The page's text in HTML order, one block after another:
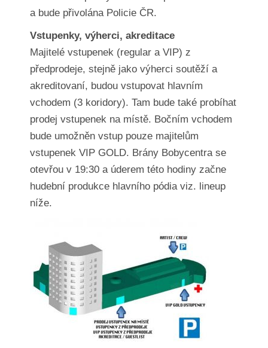
a bude přivolána Policie ČR.
Vstupenky, výherci, akreditace
Majitelé vstupenek (regular a VIP) z
předprodeje, stejně jako výherci soutěží a
akreditovaní, budou vstupovat hlavním
vchodem (3 koridory). Tam bude také probíhat
prodej vstupenek na místě. Bočním vchodem
bude umožněn vstup pouze majitelům
vstupenek VIP GOLD. Brány Bobycentra se
otevřou v 19:30 a úderem této hodiny začne
hudební produkce hlavního pódia viz. lineup
níže.